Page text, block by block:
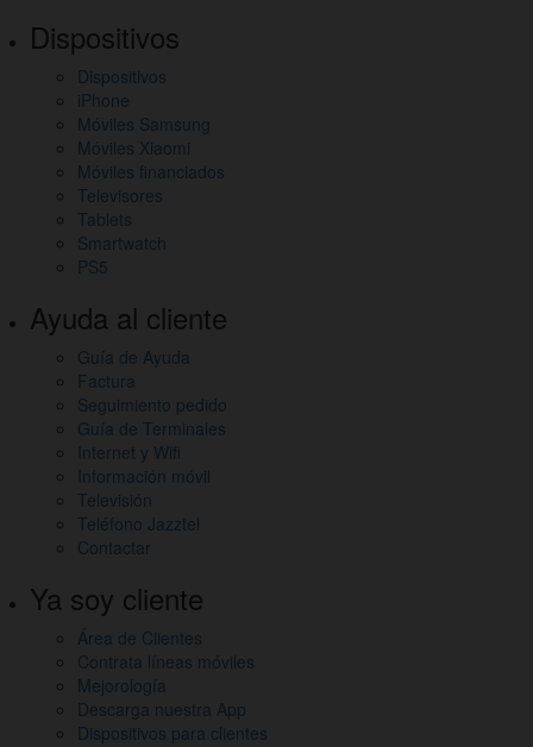
Dispositivos
Dispositivos
iPhone
Móviles Samsung
Móviles Xiaomi
Móviles financiados
Televisores
Tablets
Smartwatch
PS5
Ayuda al cliente
Guía de Ayuda
Factura
Seguimiento pedido
Guía de Terminales
Internet y Wifi
Información móvil
Televisión
Teléfono Jazztel
Contactar
Ya soy cliente
Área de Clientes
Contrata líneas móviles
Mejorología
Descarga nuestra App
Dispositivos para clientes